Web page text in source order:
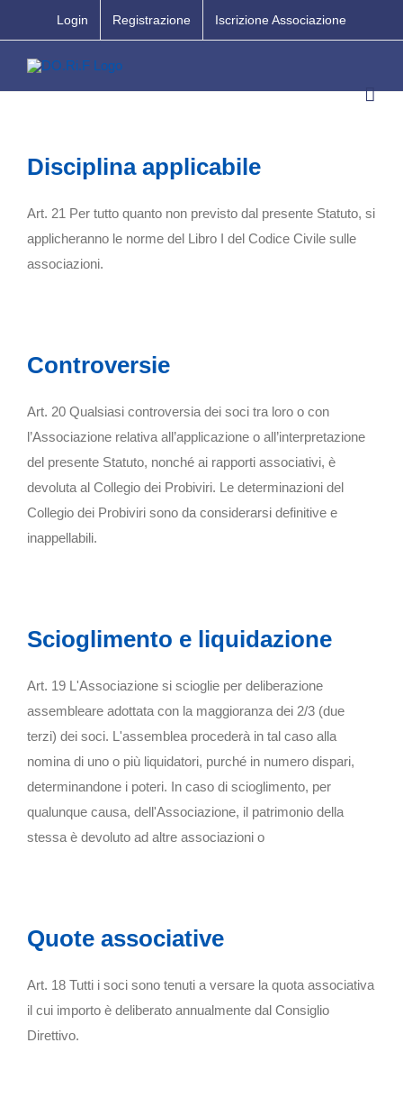
al
contenuto
Login Registrazione Iscrizione Associazione
Disciplina applicabile
Art. 21 Per tutto quanto non previsto dal presente Statuto, si
applicheranno le norme del Libro I del Codice Civile sulle
associazioni.
Controversie
Art. 20 Qualsiasi controversia dei soci tra loro o con
l’Associazione relativa all’applicazione o all’interpretazione
del presente Statuto, nonché ai rapporti associativi, è
devoluta al Collegio dei Probiviri. Le determinazioni del
Collegio dei Probiviri sono da considerarsi definitive e
inappellabili.
Scioglimento e liquidazione
Art. 19 L'Associazione si scioglie per deliberazione
assembleare adottata con la maggioranza dei 2/3 (due
terzi) dei soci. L'assemblea procederà in tal caso alla
nomina di uno o più liquidatori, purché in numero dispari,
determinandone i poteri. In caso di scioglimento, per
qualunque causa, dell'Associazione, il patrimonio della
stessa è devoluto ad altre associazioni o
Quote associative
Art. 18 Tutti i soci sono tenuti a versare la quota associativa
il cui importo è deliberato annualmente dal Consiglio
Direttivo.